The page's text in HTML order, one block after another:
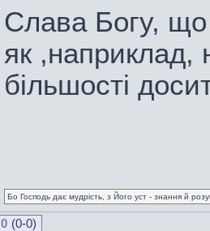
Слава Богу, що
як
більшості
Бо Господь дає мудрість, з Його уст - знання й
0 (0-0)